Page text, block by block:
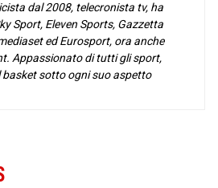
dal 2008, telecronista tv, ha
Sport, Eleven Sports, Gazzetta
ed Eurosport, ora anche
Appassionato di tutti gli sport,
sotto ogni suo aspetto